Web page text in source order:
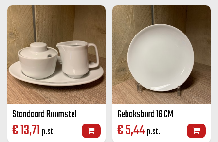
Standaard Roomstel
€13,71p.st.
Gebaksbord 16 CM
€5,44p.st.